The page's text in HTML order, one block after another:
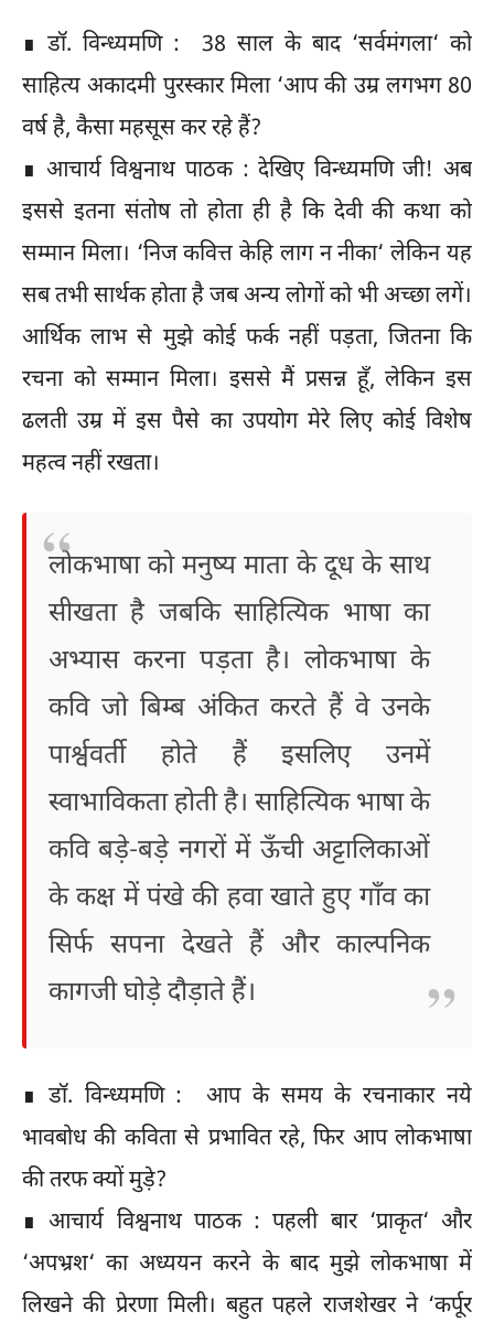
∎ डॉ. विन्ध्यमणि : 38 साल के बाद ‘सर्वमंगला‘ को
साहित्य अकादमी पुरस्कार मिला ‘आप की उम्र लगभग 80
वर्ष है, कैसा महसूस कर रहे हैं?
∎ आचार्य विश्वनाथ पाठक : देखिए विन्ध्यमणि जी! अब
इससे इतना संतोष तो होता ही है कि देवी की कथा को
सम्मान मिला। ‘निज कवित्त केहि लाग न नीका‘ लेकिन यह
सब तभी सार्थक होता है जब अन्य लोगों को भी अच्छा लगें।
आर्थिक लाभ से मुझे कोई फर्क नहीं पड़ता, जितना कि
रचना को सम्मान मिला। इससे मैं प्रसन्न हूँ, लेकिन इस
ढलती उम्र में इस पैसे का उपयोग मेरे लिए कोई विशेष
महत्व नहीं रखता।
लोकभाषा को मनुष्य माता के दूध के साथ
सीखता है जबकि साहित्यिक भाषा का
अभ्यास करना पड़ता है। लोकभाषा के
कवि जो बिम्ब अंकित करते हैं वे उनके
पार्श्ववर्ती होते हैं इसलिए उनमें
स्वाभाविकता होती है। साहित्यिक भाषा के
कवि बड़े-बड़े नगरों में ऊँची अट्टालिकाओं
के कक्ष में पंखे की हवा खाते हुए गाँव का
सिर्फ सपना देखते हैं और काल्पनिक
कागजी घोड़े दौड़ाते हैं।
∎ डॉ. विन्ध्यमणि : आप के समय के रचनाकार नये
भावबोध की कविता से प्रभावित रहे, फिर आप लोकभाषा
की तरफ क्यों मुड़े?
∎ आचार्य विश्वनाथ पाठक : पहली बार ‘प्राकृत‘ और
‘अपभ्रश‘ का अध्ययन करने के बाद मुझे लोकभाषा में
लिखने की प्रेरणा मिली। बहुत पहले राजशेखर ने ‘कर्पूर